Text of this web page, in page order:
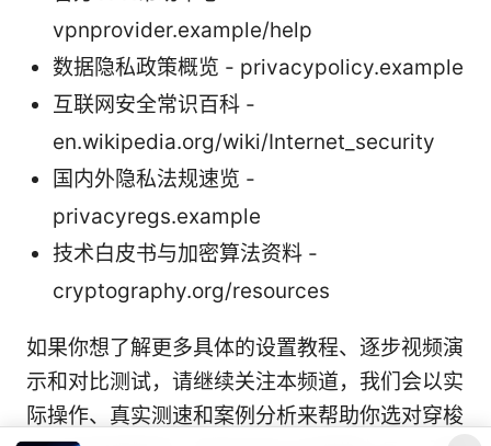
vpnprovider.example/help
数据隐私政策概览 - privacypolicy.example
互联网安全常识百科 -
en.wikipedia.org/wiki/Internet_security
国内外隐私法规速览 -
privacyregs.example
技术白皮书与加密算法资料 -
cryptography.org/resources
如果你想了解更多具体的设置教程、逐步视频演
示和对比测试，请继续关注本频道，我们会以实
际操作、真实测速和案例分析来帮助你选对穿梭